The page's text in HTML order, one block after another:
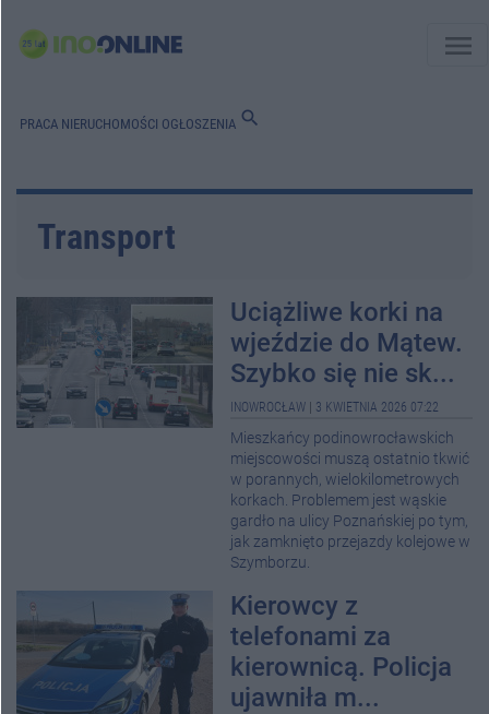
menu
PRACA NIERUCHOMOŚCI OGŁOSZENIA search
Transport
Uciążliwe korki na
wjeździe do Mątew.
Szybko się nie sk...
INOWROCŁAW 3 KWIETNIA 2026 07:22
Mieszkańcy podinowrocławskich
miejscowości muszą ostatnio tkwić
w porannych, wielokilometrowych
korkach. Problemem jest wąskie
gardło na ulicy Poznańskiej po tym,
jak zamknięto przejazdy kolejowe w
Szymborzu.
Kierowcy z
telefonami za
kierownicą. Policja
ujawniła m...